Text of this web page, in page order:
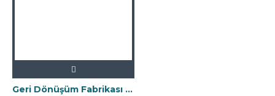
Geri Dönüşüm Fabrikası İçin Kolay Temizlenebilir Neodyum Elek Mıknatıs